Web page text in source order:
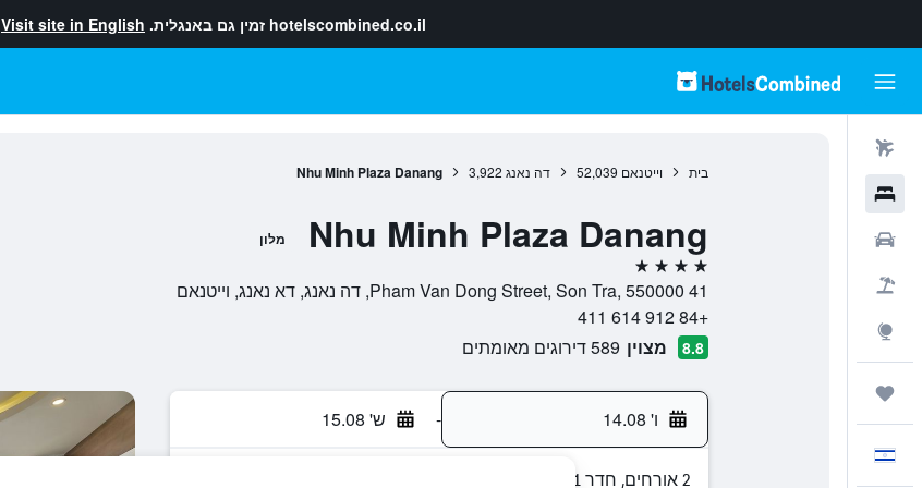
hotelscombined.co.il זמין גם באנגלית. Visit site in English
בית וייטנאם 52,039 דה נאנג 3,922
Nhu Minh Plaza Danang
Nhu Minh Plaza Danang מלון
4 כוכבים
41 Pham Van Dong Street, Son Tra, 550000, דה נאנג, דא נאנג, וייטנאם
+84 912 614 411
8.8 מצוין 589 דירוגים מאומתים
ו' 14.08 - ש' 15.08
2 אורחים, חדר 1